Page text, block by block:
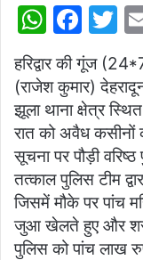
W
at
s
A
p
p
F
a
c
e
b
o
o
k
T
हरिद्वार की गूंज
(राजेश कुमार)
झूला थाना क्षेत्र
रात को अवैध
सूचना पर पौड़ी
तत्काल पुलिस टीम
जिसमें मौके पर पांच
जुआ खेलते हुए और
पुलिस को पांच लाख